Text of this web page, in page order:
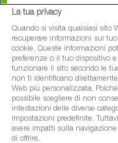
La tua privacy
Quando si visita qualsiasi sito
recuperare informazioni sul
cookie. Queste informazioni
preferenze o il tuo dispositivo
funzionare il sito secondo le
non ti identificano
Web più personalizzata.
possibile scegliere di non
intestazioni delle diverse
impostazioni predefinite.
avere impatti sulla
di offrire.